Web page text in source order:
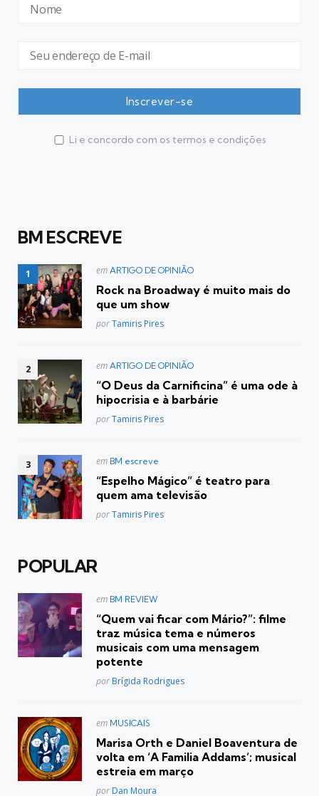
Li e concordo com os termos e condições
BM ESCREVE
Postado
em ARTIGO DE OPINIÃO
Rock na Broadway é muito mais do
que um show
Posted
porTamiris Pires
Postado
em ARTIGO DE OPINIÃO
“O Deus da Carnificina” é uma ode à
hipocrisia e à barbárie
Posted
porTamiris Pires
Postado
em BM escreve
“Espelho Mágico” é teatro para
quem ama televisão
Posted
porTamiris Pires
POPULAR
Postado
em BM REVIEW
“Quem vai ficar com Mário?”: filme
traz música tema e números
musicais com uma mensagem
potente
Posted
por Brígida Rodrigues
Postado
em MUSICAIS
Marisa Orth e Daniel Boaventura de
volta em ‘A Familia Addams’; musical
estreia em março
Posted
por Dan Moura